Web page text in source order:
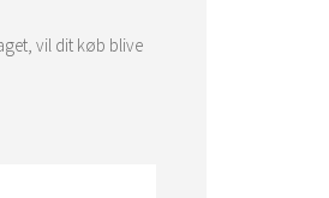
vil dit køb blive